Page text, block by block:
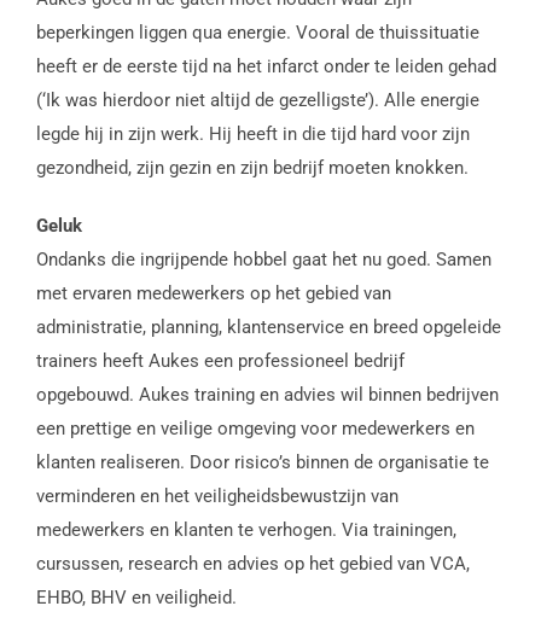
beperkingen liggen qua energie. Vooral de thuissituatie
heeft er de eerste tijd na het infarct onder te leiden gehad
(‘Ik was hierdoor niet altijd de gezelligste’). Alle energie
legde hij in zijn werk. Hij heeft in die tijd hard voor zijn
gezondheid, zijn gezin en zijn bedrijf moeten knokken.
Geluk
Ondanks die ingrijpende hobbel gaat het nu goed. Samen
met ervaren medewerkers op het gebied van
administratie, planning, klantenservice en breed opgeleide
trainers heeft Aukes een professioneel bedrijf
opgebouwd. Aukes training en advies wil binnen bedrijven
een prettige en veilige omgeving voor medewerkers en
klanten realiseren. Door risico’s binnen de organisatie te
verminderen en het veiligheidsbewustzijn van
medewerkers en klanten te verhogen. Via trainingen,
cursussen, research en advies op het gebied van VCA,
EHBO, BHV en veiligheid.